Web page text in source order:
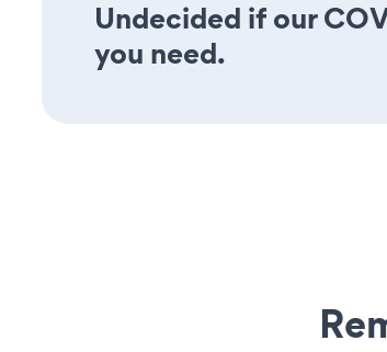
Undecided if our
you need.